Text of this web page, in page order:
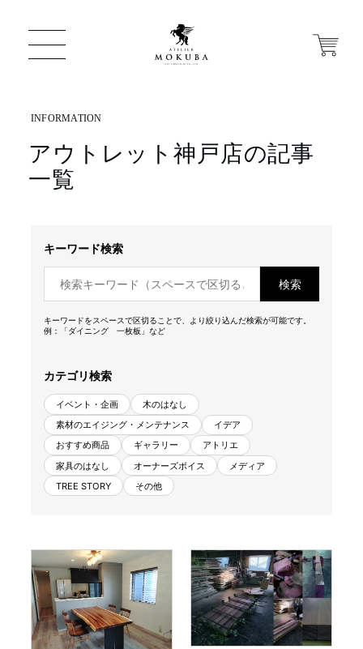
ONLINE STORE
一枚板 ATELIER MOKUBA HOME
MOKUBA について
商品情報
直営店
イベント
WEBカタログ
全商品一覧
アウトレット神戸店の記事
一覧
キーワード検索
検索
キーワードをスペースで区切ることで、より絞り込んだ検索が可能です。
例：「ダイニング 一枚板」など
カテゴリ検索
イベント・企画
木のはなし
素材のエイジング・メンテナンス
イデア
おすすめ商品
ギャラリー
アトリエ
家具のはなし
オーナーズボイス
メディア
TREE STORY
その他